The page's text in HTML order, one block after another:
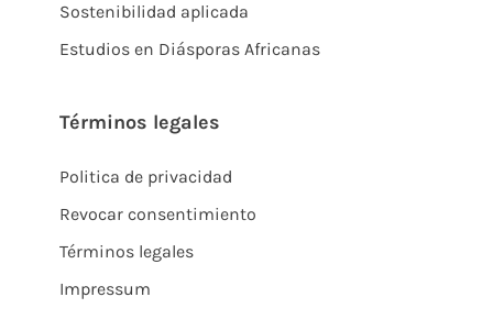
Sostenibilidad aplicada
Estudios en Diásporas Africanas
Términos legales
Politica de privacidad
Revocar consentimiento
Términos legales
Impressum